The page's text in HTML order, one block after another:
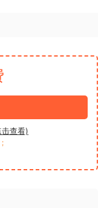
查看)